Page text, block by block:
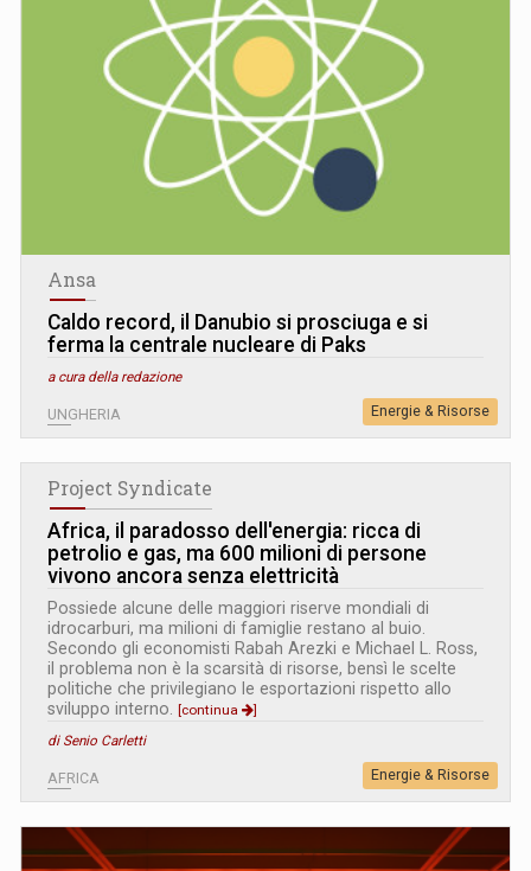
Ansa
Caldo record, il Danubio si prosciuga e si
ferma la centrale nucleare di Paks
a cura della redazione
UNGHERIA Energie & Risorse
Project Syndicate
Africa, il paradosso dell'energia: ricca di
petrolio e gas, ma 600 milioni di persone
vivono ancora senza elettricità
Possiede alcune delle maggiori riserve mondiali di
idrocarburi, ma milioni di famiglie restano al buio.
Secondo gli economisti Rabah Arezki e Michael L. Ross,
il problema non è la scarsità di risorse, bensì le scelte
politiche che privilegiano le esportazioni rispetto allo
sviluppo interno.
[continua
]
di Senio Carletti
AFRICA Energie & Risorse